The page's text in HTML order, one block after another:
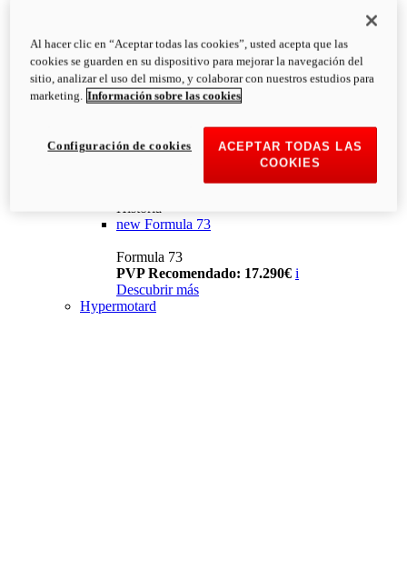
Historia
new Formula 73
Formula 73
PVP Recomendado: 17.290€ i
Descubrir más
Hypermotard
Al hacer clic en “Aceptar todas las cookies”, usted acepta que las
cookies se guarden en su dispositivo para mejorar la navegación del
sitio, analizar el uso del mismo, y colaborar con nuestros estudios para
marketing. Información sobre las cookies
ACEPTAR TODAS LAS
COOKIES
Configuración de cookies